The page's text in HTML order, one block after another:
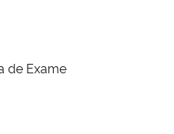
de Exame